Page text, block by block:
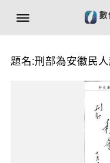
題名:刑部為安徽民